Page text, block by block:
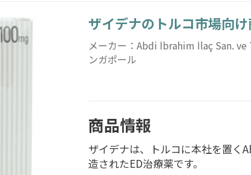
当店スタッフが贈る音声プログラムザイデナのトルコ市場向
メーカー：Abdi İbrahim İlaç San.
ンガポール
商品情報
ザイデナは、トルコに本社を置く
造されたED治療薬です。